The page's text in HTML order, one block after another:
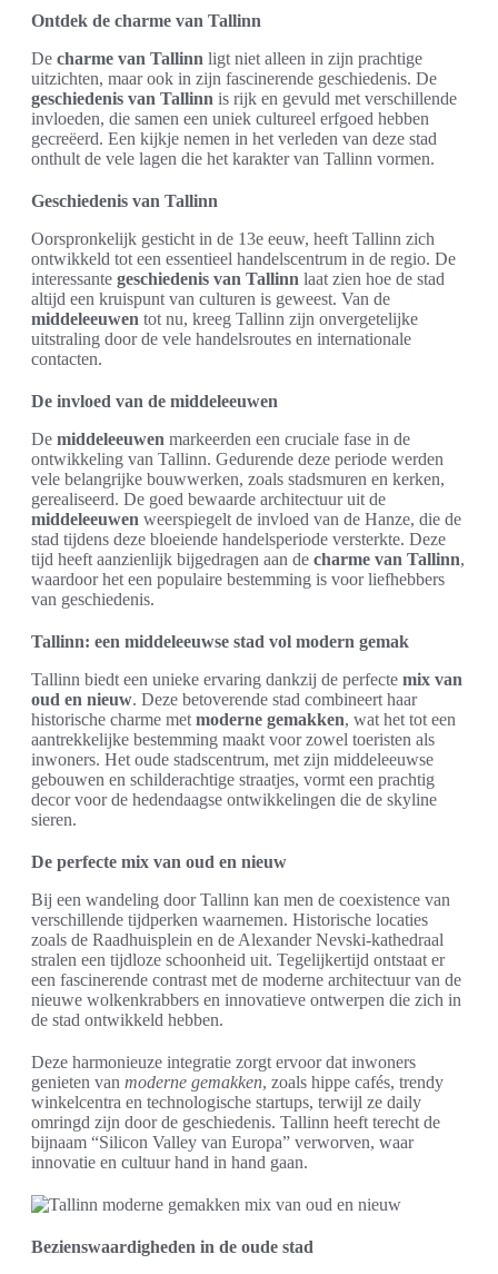
Ontdek de charme van Tallinn
De charme van Tallinn ligt niet alleen in zijn prachtige
uitzichten, maar ook in zijn fascinerende geschiedenis. De
geschiedenis van Tallinn is rijk en gevuld met verschillende
invloeden, die samen een uniek cultureel erfgoed hebben
gecreëerd. Een kijkje nemen in het verleden van deze stad
onthult de vele lagen die het karakter van Tallinn vormen.
Geschiedenis van Tallinn
Oorspronkelijk gesticht in de 13e eeuw, heeft Tallinn zich
ontwikkeld tot een essentieel handelscentrum in de regio. De
interessante geschiedenis van Tallinn laat zien hoe de stad
altijd een kruispunt van culturen is geweest. Van de
middeleeuwen tot nu, kreeg Tallinn zijn onvergetelijke
uitstraling door de vele handelsroutes en internationale
contacten.
De invloed van de middeleeuwen
De middeleeuwen markeerden een cruciale fase in de
ontwikkeling van Tallinn. Gedurende deze periode werden
vele belangrijke bouwwerken, zoals stadsmuren en kerken,
gerealiseerd. De goed bewaarde architectuur uit de
middeleeuwen weerspiegelt de invloed van de Hanze, die de
stad tijdens deze bloeiende handelsperiode versterkte. Deze
tijd heeft aanzienlijk bijgedragen aan de charme van Tallinn,
waardoor het een populaire bestemming is voor liefhebbers
van geschiedenis.
Tallinn: een middeleeuwse stad vol modern gemak
Tallinn biedt een unieke ervaring dankzij de perfecte mix van
oud en nieuw. Deze betoverende stad combineert haar
historische charme met moderne gemakken, wat het tot een
aantrekkelijke bestemming maakt voor zowel toeristen als
inwoners. Het oude stadscentrum, met zijn middeleeuwse
gebouwen en schilderachtige straatjes, vormt een prachtig
decor voor de hedendaagse ontwikkelingen die de skyline
sieren.
De perfecte mix van oud en nieuw
Bij een wandeling door Tallinn kan men de coexistence van
verschillende tijdperken waarnemen. Historische locaties
zoals de Raadhuisplein en de Alexander Nevski-kathedraal
stralen een tijdloze schoonheid uit. Tegelijkertijd ontstaat er
een fascinerende contrast met de moderne architectuur van de
nieuwe wolkenkrabbers en innovatieve ontwerpen die zich in
de stad ontwikkeld hebben.
Deze harmonieuze integratie zorgt ervoor dat inwoners
genieten van moderne gemakken, zoals hippe cafés, trendy
winkelcentra en technologische startups, terwijl ze daily
omringd zijn door de geschiedenis. Tallinn heeft terecht de
bijnaam “Silicon Valley van Europa” verworven, waar
innovatie en cultuur hand in hand gaan.
Bezienswaardigheden in de oude stad